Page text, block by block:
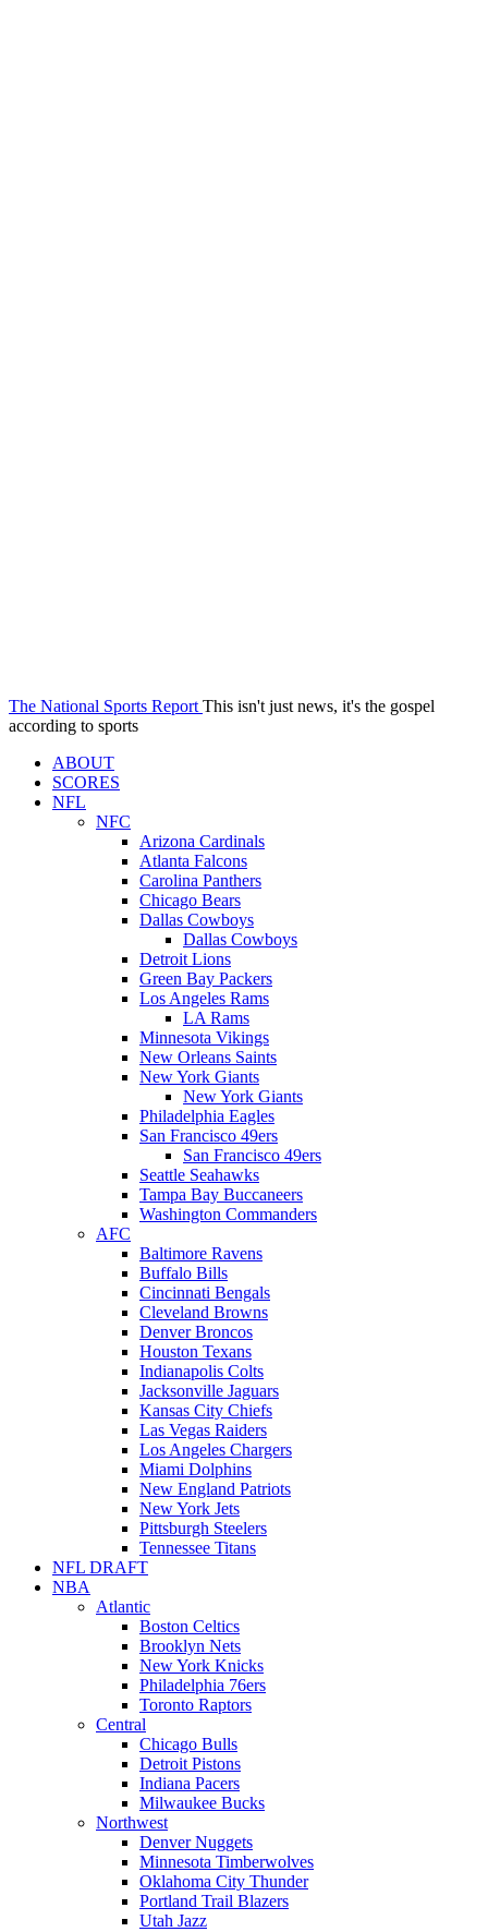
The National Sports Report This isn't just news, it's the gospel
according to sports
ABOUT
SCORES
NFL
NFC
Arizona Cardinals
Atlanta Falcons
Carolina Panthers
Chicago Bears
Dallas Cowboys
Dallas Cowboys
Detroit Lions
Green Bay Packers
Los Angeles Rams
LA Rams
Minnesota Vikings
New Orleans Saints
New York Giants
New York Giants
Philadelphia Eagles
San Francisco 49ers
San Francisco 49ers
Seattle Seahawks
Tampa Bay Buccaneers
Washington Commanders
AFC
Baltimore Ravens
Buffalo Bills
Cincinnati Bengals
Cleveland Browns
Denver Broncos
Houston Texans
Indianapolis Colts
Jacksonville Jaguars
Kansas City Chiefs
Las Vegas Raiders
Los Angeles Chargers
Miami Dolphins
New England Patriots
New York Jets
Pittsburgh Steelers
Tennessee Titans
NFL DRAFT
NBA
Atlantic
Boston Celtics
Brooklyn Nets
New York Knicks
Philadelphia 76ers
Toronto Raptors
Central
Chicago Bulls
Detroit Pistons
Indiana Pacers
Milwaukee Bucks
Northwest
Denver Nuggets
Minnesota Timberwolves
Oklahoma City Thunder
Portland Trail Blazers
Utah Jazz